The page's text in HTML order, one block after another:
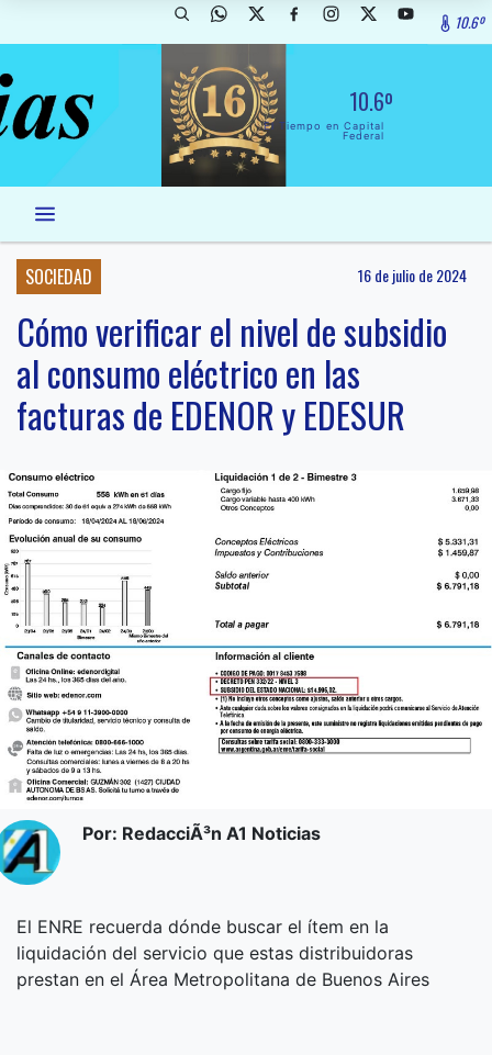
10.6º
10.6º
El Tiempo en Capital
Federal
SOCIEDAD 16 de julio de 2024
Cómo verificar el nivel de subsidio
al consumo eléctrico en las
facturas de EDENOR y EDESUR
Por: RedacciÃ³n A1 Noticias
El ENRE recuerda dónde buscar el ítem en la
liquidación del servicio que estas distribuidoras
prestan en el Área Metropolitana de Buenos Aires